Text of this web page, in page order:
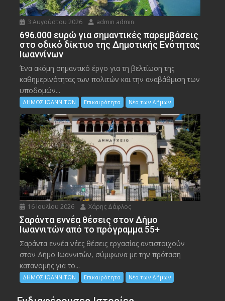
3 Αυγούστου 2026 admin admin
696.000 ευρώ για σημαντικές παρεμβάσεις
στο οδικό δίκτυο της Δημοτικής Ενότητας
Ιωαννίνων
Ένα ακόμη σημαντικό έργο για τη βελτίωση της
καθημερινότητας των πολιτών και την αναβάθμιση των
υποδομών...
ΔΗΜΟΣ ΙΩΑΝΝΙΤΩΝ Επικαιρότητα Νέα των Δήμων
16 Ιουλίου 2026 Χάρης Δάφλος
Σαράντα εννέα θέσεις στον Δήμο
Ιωαννιτών από το πρόγραμμα 55+
Σαράντα εννέα νέες θέσεις εργασίας αντιστοιχούν
στον Δήμο Ιωαννιτών, σύμφωνα με την πρόταση
κατανομής για το...
ΔΗΜΟΣ ΙΩΑΝΝΙΤΩΝ Επικαιρότητα Νέα των Δήμων